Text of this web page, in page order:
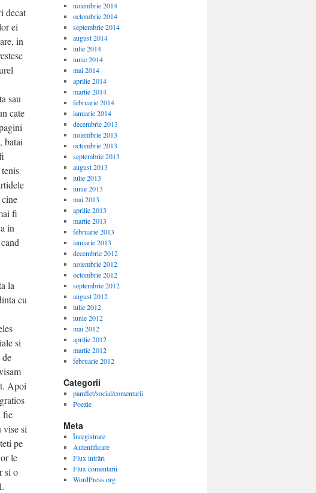
decat
ei
in
sau
cate
batai
fi
in
la
cu
si
Apoi
fie
vise si
pe
le
si o
noiembrie 2014
octombrie 2014
septembrie 2014
august 2014
iulie 2014
iunie 2014
mai 2014
aprilie 2014
martie 2014
februarie 2014
ianuarie 2014
decembrie 2013
noiembrie 2013
octombrie 2013
septembrie 2013
august 2013
iulie 2013
iunie 2013
mai 2013
aprilie 2013
martie 2013
februarie 2013
ianuarie 2013
decembrie 2012
noiembrie 2012
octombrie 2012
septembrie 2012
august 2012
iulie 2012
iunie 2012
mai 2012
aprilie 2012
martie 2012
februarie 2012
Categorii
pamflet/social/comentarii
Poezie
Meta
Înregistrare
Autentificare
Flux intrări
Flux comentarii
WordPress.org